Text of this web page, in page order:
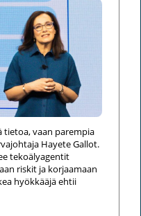
vaan parempia
Hayete Gallot.
tekoälyagentit
riskit ja korjaamaan
hyökkääjä ehtii